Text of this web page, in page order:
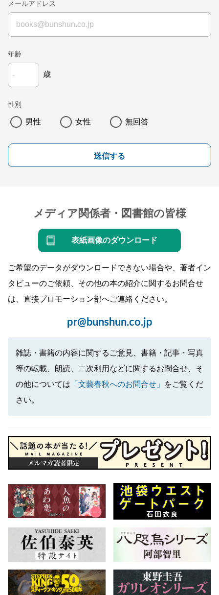
メールアドレス
年齢
歳
性別
男性 女性 無回答
送信する
メディア関係者・図書館の皆様
表紙画像のダウンロード
ご希望のデータがダウンロードできない場合や、著者イン
タビューのご依頼、その他の本の紹介に関するお問合せ
は、直接プロモーション部へご連絡ください。
pr@bunshun.co.jp
雑誌・書籍の内容に関するご意見、書籍・記事・写真
等の転載、朗読、二次利用などに関するお問合せ、そ
の他については 「文藝春秋へのお問合せ」
をご覧くだ
さい。